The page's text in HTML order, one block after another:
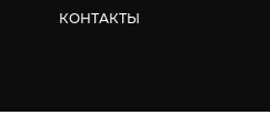
КОНТАКТЫ